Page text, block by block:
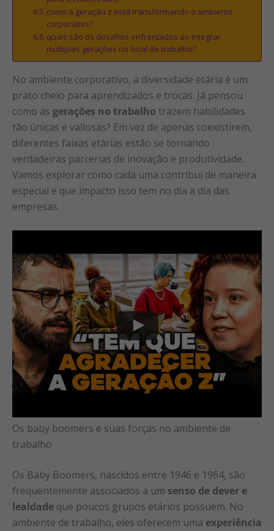
como a geração z está transformando o ambiente
corporativo?
quais são os desafios enfrentados ao integrar
múltiplas gerações no local de trabalho?
No ambiente corporativo, a diversidade etária é um
prato cheio para aprendizados e trocas. Já pensou
como as gerações no trabalho trazem habilidades
tão únicas e valiosas? Em vez de apenas coexistirem,
diferentes faixas etárias estão se tornando
verdadeiras parcerias de inovação e produtividade.
Vamos explorar como cada uma contribui de maneira
especial e que impacto isso tem no dia a dia das
empresas.
Os baby boomers e suas forças no ambiente de
trabalho
Os Baby Boomers, nascidos entre 1946 e 1964, são
frequentemente associados a um senso de dever e
lealdade que poucos grupos etários possuem. No
ambiente de trabalho, eles oferecem uma experiência